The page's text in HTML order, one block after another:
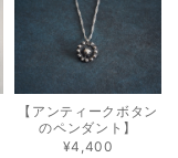
【アンティークボタン
のペンダント】
¥4,400